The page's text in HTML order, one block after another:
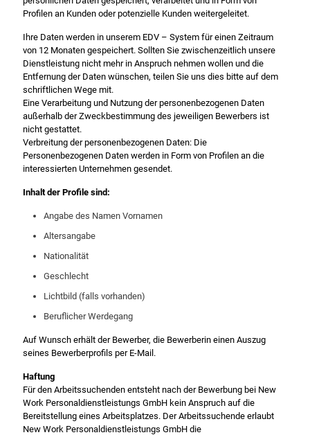
Profilen an Kunden oder potenzielle Kunden weitergeleitet.
Ihre Daten werden in unserem EDV – System für einen Zeitraum
von 12 Monaten gespeichert. Sollten Sie zwischenzeitlich unsere
Dienstleistung nicht mehr in Anspruch nehmen wollen und die
Entfernung der Daten wünschen, teilen Sie uns dies bitte auf dem
schriftlichen Wege mit.
Eine Verarbeitung und Nutzung der personenbezogenen Daten
außerhalb der Zweckbestimmung des jeweiligen Bewerbers ist
nicht gestattet.
Verbreitung der personenbezogenen Daten: Die
Personenbezogenen Daten werden in Form von Profilen an die
interessierten Unternehmen gesendet.
Inhalt der Profile sind:
Angabe des Namen Vornamen
Altersangabe
Nationalität
Geschlecht
Lichtbild (falls vorhanden)
Beruflicher Werdegang
Auf Wunsch erhält der Bewerber, die Bewerberin einen Auszug
seines Bewerberprofils per E-Mail.
Haftung
Für den Arbeitssuchenden entsteht nach der Bewerbung bei New
Work Personaldienstleistungs GmbH kein Anspruch auf die
Bereitstellung eines Arbeitsplatzes. Der Arbeitssuchende erlaubt
New Work Personaldienstleistungs GmbH die